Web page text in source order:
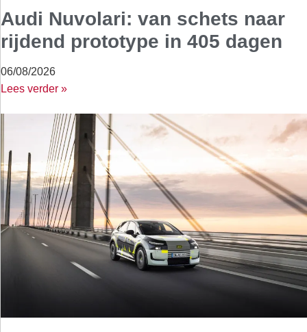
Audi Nuvolari: van schets naar
rijdend prototype in 405 dagen
06/08/2026
Lees verder »